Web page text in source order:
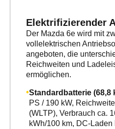
Elektrifizierender
Der Mazda 6e wird mit
vollelektrischen
angeboten, die
Reichweiten und
ermöglichen.
Standardbatterie (68,8
PS / 190 kW,
(WLTP), Verbrauch ca.
kWh/100 km, DC-Laden